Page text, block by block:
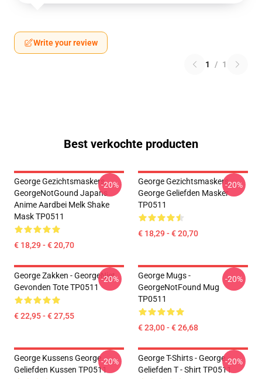
Write your review
1 / 1
Best verkochte producten
George Gezichtsmaskers.
GeorgeNotGound Japans
Anime Aardbei Melk Shake
Mask TP0511
€ 18,29 - € 20,70
-20%
George Gezichtsmaskers.
George Geliefden Masker
TP0511
€ 18,29 - € 20,70
-20%
George Zakken - GeorgeNiet
Gevonden Tote TP0511
€ 22,95 - € 27,55
-20%
George Mugs -
GeorgeNotFound Mug
TP0511
€ 23,00 - € 26,68
-20%
George Kussens George
Geliefden Kussen TP0511
-20%
George T-Shirts - George
Geliefden T - Shirt TP0511
-20%